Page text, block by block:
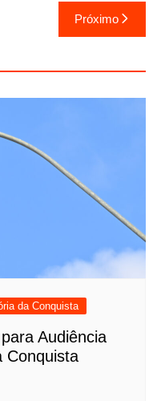
Próximo
da Conquista
Audiência
Conquista